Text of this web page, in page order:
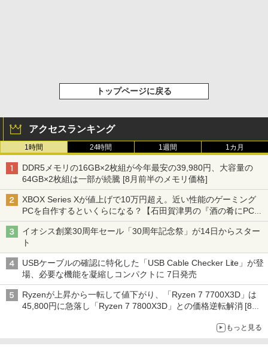
トップページに戻る
アクセスランキング
1時間 24時間 1週間 1カ月
DDR5メモリの16GB×2枚組が今年最安の39,980円、大容量の
64GB×2枚組は一部が続騰 [8月前半のメモリ価格]
XBOX Series Xが値上げで10万円超え。近い性能のゲーミング
PCを自作するといくらになる？【石田賀津男の『酒の肴にPCゲ
ーム』】
イオシス創業30周年セール「30周年記念祭」が14日からスター
ト
USBケーブルの確認に特化した「USB Cable Checker Lite」が登
場、必要な機能を凝縮しコンパクトに 7日発売
Ryzenが上昇から一転して値下がり、「Ryzen 7 7700X3D」は
45,800円に急落し「Ryzen 7 7800X3D」との価格逆転解消 [8月
もっと見る